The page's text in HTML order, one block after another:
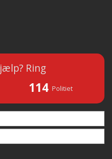
Ring
114 Politiet